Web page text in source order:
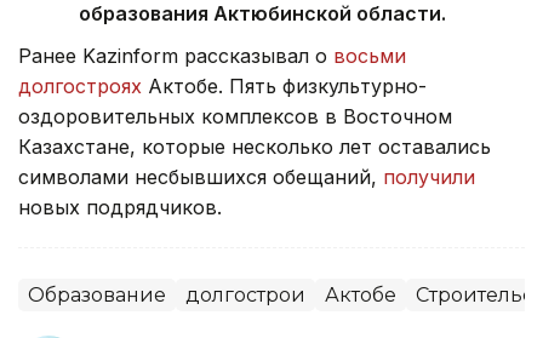
образования Актюбинской области.
Ранее Kazinform рассказывал о восьми
долгостроях Актобе. Пять физкультурно-
оздоровительных комплексов в Восточном
Казахстане, которые несколько лет оставались
символами несбывшихся обещаний, получили
новых подрядчиков.
Образование долгострои Актобе